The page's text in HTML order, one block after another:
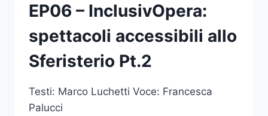
EP06 – InclusivOpera:
spettacoli accessibili allo
Sferisterio Pt.2
Testi: Marco Luchetti Voce: Francesca
Palucci